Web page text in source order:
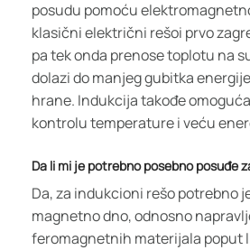
posudu pomoću
klasični električni rešoi prvo
pa tek onda prenose toplotu na
dolazi do manjeg gubitka
hrane. Indukcija takođe
kontrolu temperature i veću
Da li mi je potrebno posebno posuđe
Da, za indukcioni rešo potrebno
magnetno dno, odnosno
feromagnetnih materijala poput